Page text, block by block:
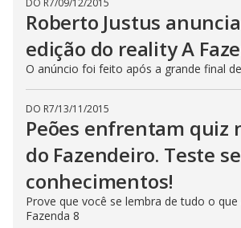
Roberto Justus
edição do reality A
O anúncio foi feito após a grande final
DO R7/13/11/2015
Peões enfrentam quiz
do Fazendeiro. Teste
conhecimentos!
Prove que você se lembra de tudo o
Fazenda 8